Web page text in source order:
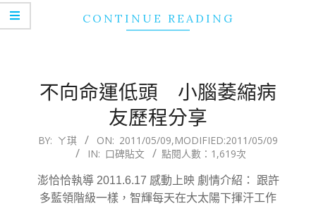
CONTINUE READING
不向命運低頭 小腦萎縮病
友歷程分享
2011-
09
BY: ㄚ琪 ON: 2011/05/09,MODIFIED:2011/05/09
IN: 口碑貼文 點閱人數：1,619次
澎恰恰執導 2011.6.17 感動上映 劇情介紹： 跟許
多藍領階級一樣，智輝每天在大太陽下揮汗工作